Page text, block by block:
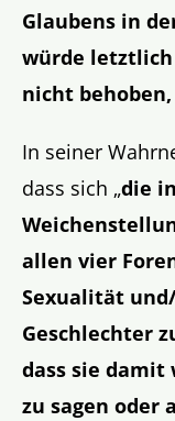
Glaubens in
würde letztlich
nicht
In seiner
dass sich „die
allen vier
Sexualität
Geschlechter
dass sie damit
zu sagen oder